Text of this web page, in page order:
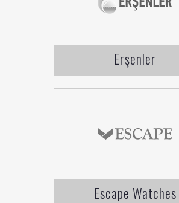
Erşenler
Escape Watches